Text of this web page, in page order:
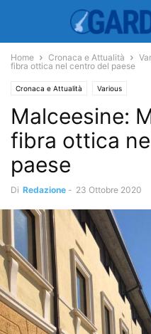
Home Cronaca e Attualità
fibra ottica nel centro del paese
Cronaca e Attualità Various
Malceesine:
fibra ottica
paese
Di Redazione - 23 Ottobre 2020